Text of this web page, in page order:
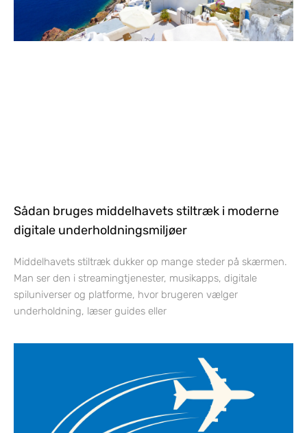
Sådan bruges middelhavets stiltræk i moderne
digitale underholdningsmiljøer
Middelhavets stiltræk dukker op mange steder på skærmen.
Man ser den i streamingtjenester, musikapps, digitale
spiluniverser og platforme, hvor brugeren vælger
underholdning, læser guides eller